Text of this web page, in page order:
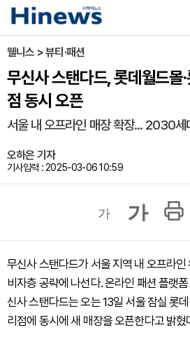
웰니스 > 뷰티·패션
무신사 스탠다드, 롯데월드몰
점 동시 오픈
서울 내 오프라인 매장 확장... 2030세
오하은 기자
기사입력 : 2025-03-06 10:59
가 가
무신사 스탠다드가 서울 지역 내 오프라
비자층 공략에 나선다. 온라인 패션 플랫
신사 스탠다드는 오는 13일 서울 잠실 롯
리점에 동시에 새 매장을 오픈한다고 밝혔